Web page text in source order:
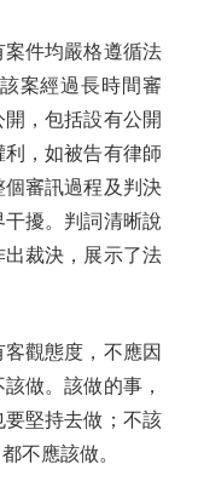
件均嚴格遵循法
案經過長時間審
，包括設有公開
，如被告有律師
審訊過程及判決
擾。判詞清晰說
裁決，展示了法
觀態度，不應因
做。該做的事，
堅持去做；不該
不應該做。